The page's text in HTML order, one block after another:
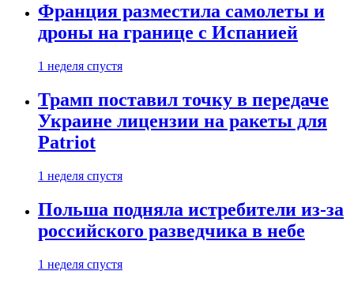
Франция разместила самолеты и
дроны на границе с Испанией
1 неделя спустя
Трамп поставил точку в передаче
Украине лицензии на ракеты для
Patriot
1 неделя спустя
Польша подняла истребители из-за
российского разведчика в небе
1 неделя спустя